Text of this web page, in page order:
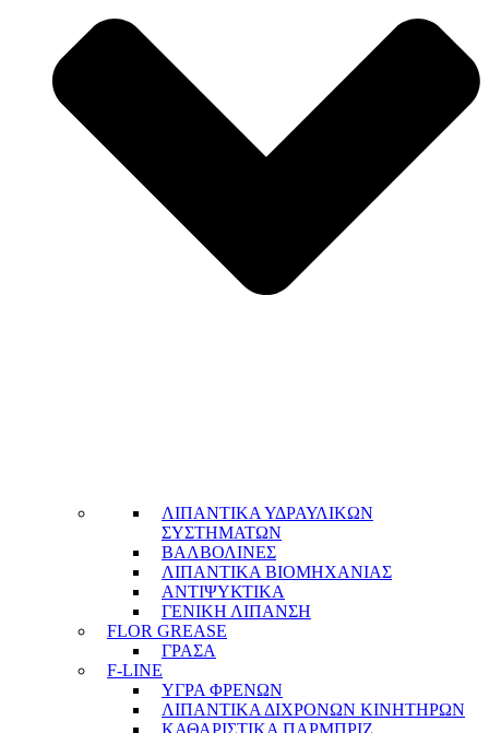
ΛΙΠΑΝΤΙΚΑ ΥΔΡΑΥΛΙΚΩΝ
ΣΥΣΤΗΜΑΤΩΝ
ΒΑΛΒΟΛΙΝΕΣ
ΛΙΠΑΝΤΙΚΑ ΒΙΟΜΗΧΑΝΙΑΣ
ΑΝΤΙΨΥΚΤΙΚΑ
ΓΕΝΙΚΗ ΛΙΠΑΝΣΗ
FLOR GREASE
ΓΡΑΣΑ
F-LINE
ΥΓΡΑ ΦΡΕΝΩΝ
ΛΙΠΑΝΤΙΚΑ ΔΙΧΡΟΝΩΝ ΚΙΝΗΤΗΡΩΝ